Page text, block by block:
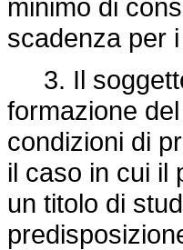
minimo di
scadenza per
3. Il
formazione
condizioni di
il caso in cui il
un titolo di